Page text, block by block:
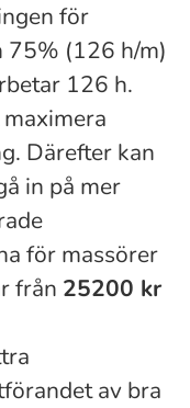
för
75% (126 h/m)
126 h.
Därefter kan
in på mer
för massörer
från 25200 kr
av bra